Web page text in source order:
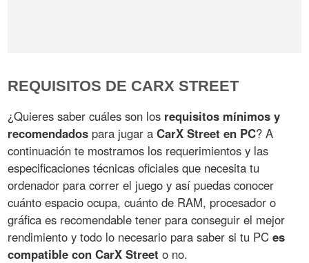
REQUISITOS DE CARX STREET
¿Quieres saber cuáles son los requisitos mínimos y
recomendados para jugar aCarX Street en PC? A
continuación te mostramos los requerimientos y las
especificaciones técnicas oficiales que necesita tu
ordenador para correr el juego y así puedas conocer
cuánto espacio ocupa, cuánto de RAM, procesador o
gráfica es recomendable tener para conseguir el mejor
rendimiento y todo lo necesario para saber si tu PCes
compatible con CarX Street o no.